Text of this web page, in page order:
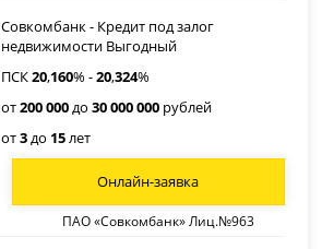
Совкомбанк - Кредит под залог
недвижимости Выгодный
ПСК20,160% -20,324%
от200 000до30 000 000 рублей
от3до 15лет
ПАО «Совкомбанк» Лиц.№963
Онлайн-заявка